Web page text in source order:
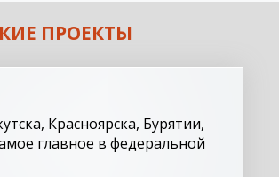
ПРОЕКТЫ
Красноярска, Бурятии,
главное в федеральной